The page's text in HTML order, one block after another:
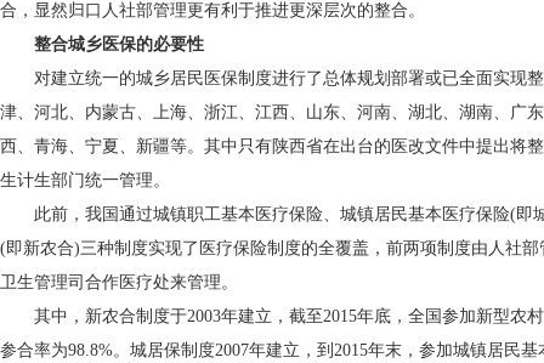
合，显然归口人社部管理更有利于推进更深层次的整合。
整合城乡医保的必要性
对建立统一的城乡居民医保制度进行了总体规划部署或已全面实现
津、河北、内蒙古、上海、浙江、江西、山东、河南、湖北、湖南、广
西、青海、宁夏、新疆等。其中只有陕西省在出台的医改文件中提出将
生计生部门统一管理。
此前，我国通过城镇职工基本医疗保险、城镇居民基本医疗保险(即
(即新农合)三种制度实现了医疗保险制度的全覆盖，前两项制度由人社
卫生管理司合作医疗处来管理。
其中，新农合制度于2003年建立，截至2015年底，全国参加新型农
参合率为98.8%。城居保制度2007年建立，到2015年末，参加城镇居民